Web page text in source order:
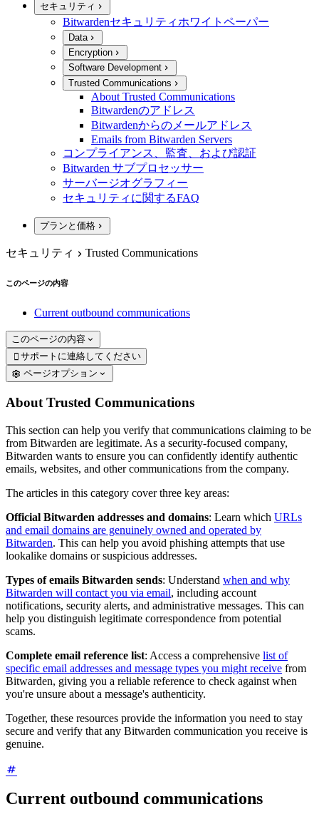
セキュリティ
Bitwardenセキュリティホワイトペーパー
Data
Encryption
Software Development
Trusted Communications
About Trusted Communications
Bitwardenのアドレス
Bitwardenからのメールアドレス
Emails from Bitwarden Servers
コンプライアンス、監査、および認証
Bitwarden サブプロセッサー
サーバージオグラフィー
セキュリティに関するFAQ
プランと価格
セキュリティ Trusted Communications
このページの内容
Current outbound communications
このページの内容
 サポートに連絡してください
ページオプション
About Trusted Communications
This section can help you verify that communications claiming to be
from Bitwarden are legitimate. As a security-focused company,
Bitwarden wants to ensure you can confidently identify authentic
emails, websites, and other communications from the company.
The articles in this category cover three key areas:
Official Bitwarden addresses and domains: Learn which URLs
and email domains are genuinely owned and operated by
Bitwarden. This can help you avoid phishing attempts that use
lookalike domains or suspicious addresses.
Types of emails Bitwarden sends: Understand when and why
Bitwarden will contact you via email, including account
notifications, security alerts, and administrative messages. This can
help you distinguish legitimate correspondence from potential
scams.
Complete email reference list: Access a comprehensive list of
specific email addresses and message types you might receive from
Bitwarden, giving you a reliable reference to check against when
you're unsure about a message's authenticity.
Together, these resources provide the information you need to stay
secure and verify that any Bitwarden communication you receive is
genuine.
Current outbound communications